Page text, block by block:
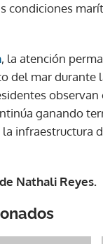
condiciones
, la atención
del mar durante
ganando
infraestructura
Nathali Reyes.